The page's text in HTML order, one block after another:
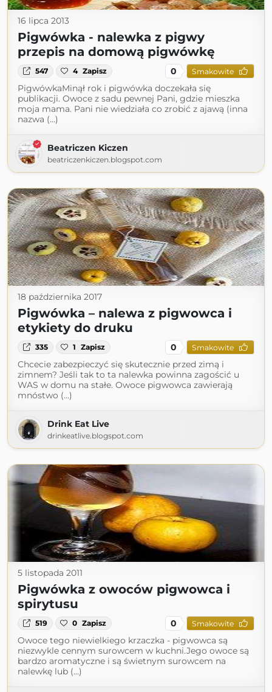
16 lipca 2013
Pigwówka - nalewka z pigwy
przepis na domową pigwówkę
547 4 Zapisz 0 Smakowite
PigwówkaMinął rok i pigwówka doczekała się
publikacji. Owoce z sadu pewnej Pani, gdzie mieszka
moja mama. Pani nie wiedziała co zrobić z ajawą (inna
nazwa (...)
Beatriczen Kiczen
beatriczenkiczen.blogspot.com
18 października 2017
Pigwówka – nalewa z pigwowca i
etykiety do druku
335 1 Zapisz 0 Smakowite
Chcecie zabezpieczyć się skutecznie przed zimą i
zimnem? Jeśli tak to ta nalewka powinna zagościć u
WAS w domu na stałe. Owoce pigwowca zawierają
mnóstwo (...)
Drink Eat Live
drinkeatlive.blogspot.com
5 listopada 2011
Pigwówka z owoców pigwowca i
spirytusu
519 0 Zapisz 0 Smakowite
Owoce tego niewielkiego krzaczka - pigwowca są
niezwykle cennym surowcem w kuchni.Jego owoce są
bardzo aromatyczne i są świetnym surowcem na
nalewkę lub (...)